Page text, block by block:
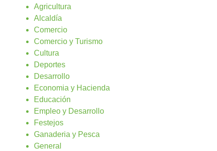
Agricultura
Alcaldía
Comercio
Comercio y Turismo
Cultura
Deportes
Desarrollo
Economia y Hacienda
Educación
Empleo y Desarrollo
Festejos
Ganaderia y Pesca
General